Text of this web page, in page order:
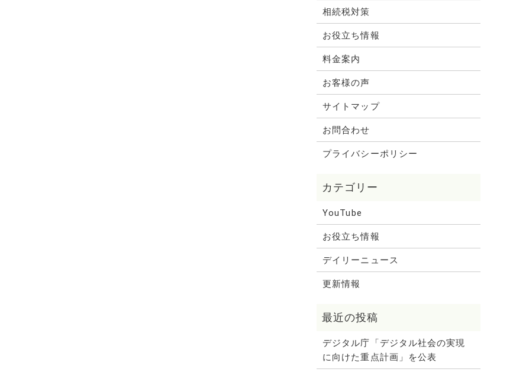
相続税対策
お役立ち情報
料金案内
お客様の声
サイトマップ
お問合わせ
プライバシーポリシー
YouTube
お役立ち情報
デイリーニュース
更新情報
デジタル庁「デジタル社会の実現
に向けた重点計画」を公表